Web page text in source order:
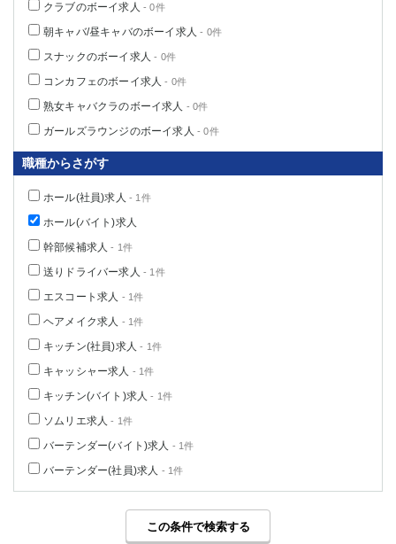
クラブのボーイ求人 - 0件
朝キャバ/昼キャバのボーイ求人 - 0件
スナックのボーイ求人 - 0件
コンカフェのボーイ求人 - 0件
熟女キャバクラのボーイ求人 - 0件
ガールズラウンジのボーイ求人 - 0件
職種からさがす
ホール(社員)求人 - 1件
ホール(バイト)求人
幹部候補求人 - 1件
送りドライバー求人 - 1件
エスコート求人 - 1件
ヘアメイク求人 - 1件
キッチン(社員)求人 - 1件
キャッシャー求人 - 1件
キッチン(バイト)求人 - 1件
ソムリエ求人 - 1件
バーテンダー(バイト)求人 - 1件
バーテンダー(社員)求人 - 1件
この条件で検索する
東武宇都宮（宇都宮西口）
茨城県
土浦 ひたち野うしく
群馬県
高崎
該当求人 0 件